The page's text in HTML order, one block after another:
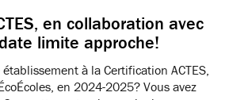
en collaboration avec
limite approche!
à la Certification ACTES,
en 2024-2025? Vous avez